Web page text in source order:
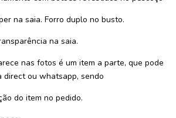
na saia. Forro duplo no busto.
na saia.
nas fotos é um item a parte, que pode
direct ou whatsapp, sendo
do item no pedido.